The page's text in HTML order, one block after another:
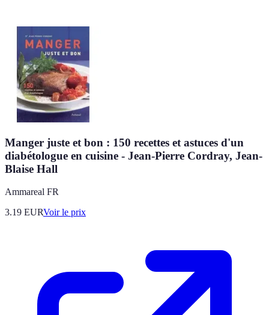
Manger juste et bon : 150 recettes et astuces d'un
diabétologue en cuisine - Jean-Pierre Cordray, Jean-
Blaise Hall
Ammareal FR
3.19 EURVoir le prix